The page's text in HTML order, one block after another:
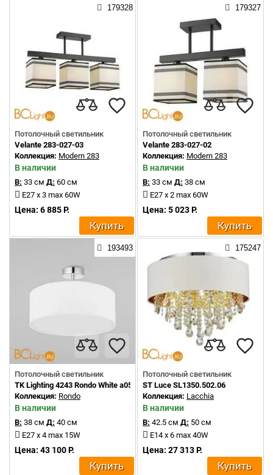
179328
Потолочный светильник
Velante 283-027-03
Коллекция: Modern 283
В наличии
В: 33 см Д: 60 см
E27 x 3 max 60W
Цена: 6 885 Р.
Купить
179327
Потолочный светильник
Velante 283-027-02
Коллекция: Modern 283
В наличии
В: 33 см Д: 38 см
E27 x 2 max 60W
Цена: 5 023 Р.
Купить
193493
Потолочный светильник
TK Lighting 4243 Rondo White a059589
Коллекция: Rondo
В наличии
В: 38 см Д: 40 см
E27 x 4 max 15W
Цена: 43 100 Р.
Купить
175247
Потолочный светильник
ST Luce SL1350.502.06
Коллекция: Lacchia
В наличии
В: 42.5 см Д: 50 см
E14 x 6 max 40W
Цена: 27 313 Р.
Купить